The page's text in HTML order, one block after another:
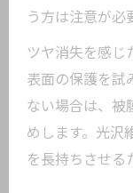
う方は注意が必
ツヤ消失を感じ
表面の保護を試
ない場合は、被
めします。光沢
を長持ちさせる